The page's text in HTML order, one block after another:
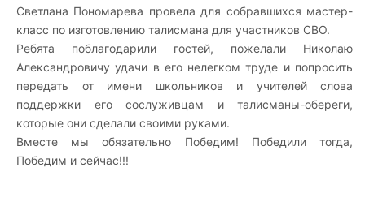
Светлана Пономарева провела для собравшихся мастер-
класс по изготовлению талисмана для участников СВО.
Ребята поблагодарили гостей, пожелали Николаю
Александровичу удачи в его нелегком труде и попросить
передать от имени школьников и учителей слова
поддержки его сослуживцам и талисманы-обереги,
которые они сделали своими руками.
Вместе мы обязательно Победим! Победили тогда,
Победим и сейчас!!!